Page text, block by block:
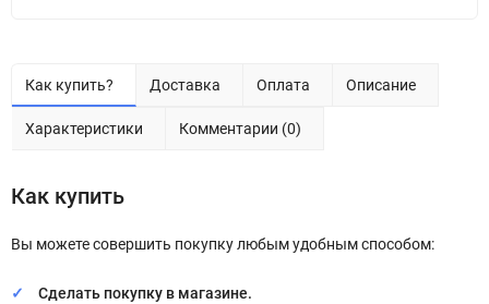
Как купить? Доставка Оплата Описание
Характеристики Комментарии (0)
Как купить
Вы можете совершить покупку любым удобным способом:
Сделать покупку в магазине.